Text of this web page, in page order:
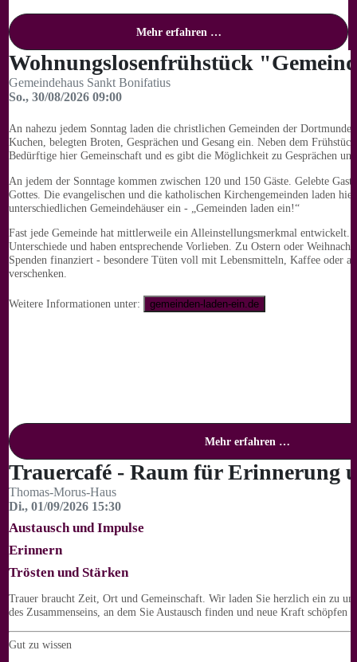
Mehr erfahren …
Wohnungslosenfrühstück
Gemeindehaus Sankt Bonifatius
So., 30/08/2026 09:00
An nahezu jedem Sonntag laden die christlichen Gemeinden der
Kuchen, belegten Broten, Gesprächen und Gesang ein. Neben dem
Bedürftige hier Gemeinschaft und es gibt die Möglichkeit zu Gesprächen
An jedem der Sonntage kommen zwischen 120 und 150 Gäste. Gelebte
Gottes. Die evangelischen und die katholischen Kirchengemeinden laden
unterschiedlichen Gemeindehäuser ein - „Gemeinden laden ein!“
Fast jede Gemeinde hat mittlerweile ein Alleinstellungsmerkmal entwickelt.
Unterschiede und haben entsprechende Vorlieben. Zu Ostern oder
Spenden finanziert - besondere Tüten voll mit Lebensmitteln, Kaffee oder
verschenken.
Weitere Informationen unter: gemeinden-laden-ein.de
Mehr erfahren …
Trauercafé - Raum für Erinnerung
Thomas-Morus-Haus
Di., 01/09/2026 15:30
Austausch und Impulse
Erinnern
Trösten und Stärken
Trauer braucht Zeit, Ort und Gemeinschaft. Wir laden Sie herzlich ein zu
des Zusammenseins, an dem Sie Austausch finden und neue Kraft schöpfen
Gut zu wissen